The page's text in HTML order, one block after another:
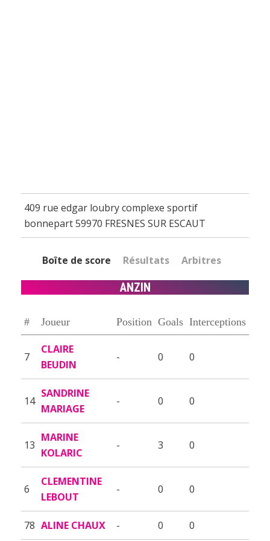
409 rue edgar loubry complexe sportif
bonnepart 59970 FRESNES SUR ESCAUT
Boîte de score Résultats Arbitres
ANZIN
# Joueur Position Goals Interceptions
7
CLAIRE
BEUDIN
- 0 0
14
SANDRINE
MARIAGE
- 0 0
13
MARINE
KOLARIC
- 3 0
6
CLEMENTINE
LEBOUT
- 0 0
78 ALINE CHAUX - 0 0